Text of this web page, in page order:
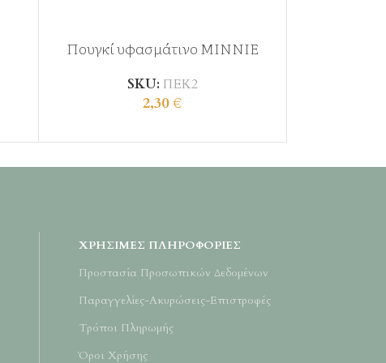
Πουγκί υφασμάτινο MINNIE
SKU: ΠΕΚ2
2,30€
ΧΡΉΣΙΜΕΣ ΠΛΗΡΟΦΟΡΊΕΣ
Προστασία Προσωπικών Δεδομένων
Παραγγελίες-Ακυρώσεις-Επιστροφές
Τρόποι Πληρωμής
Όροι Χρήσης